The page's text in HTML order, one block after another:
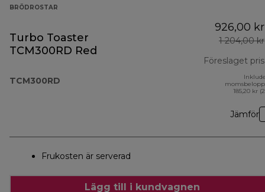
BRÖDROSTAR
Turbo Toaster
TCM300RD Red
TCM300RD
926,00 kr
1 204,00 kr
Föreslaget pris
185,20 kr
Jämför
Frukosten är serverad
Lägg till i kundvagnen